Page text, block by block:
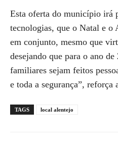
Esta oferta do município irá
tecnologias, que o Natal e o
em conjunto, mesmo que
desejando que para o ano de
familiares sejam feitos
e toda a segurança”, reforça
TAGS local alentejo